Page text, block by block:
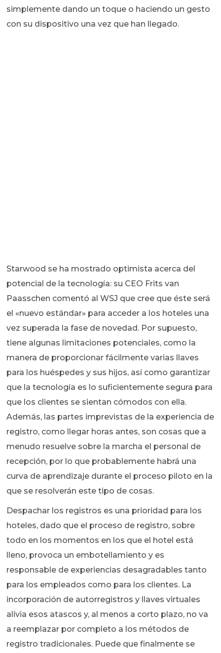
simplemente dando un toque o haciendo un gesto
con su dispositivo una vez que han llegado.
Starwood se ha mostrado optimista acerca del
potencial de la tecnología: su CEO Frits van
Paasschen comentó al WSJ que cree que éste será
el «nuevo estándar» para acceder a los hoteles una
vez superada la fase de novedad. Por supuesto,
tiene algunas limitaciones potenciales, como la
manera de proporcionar fácilmente varias llaves
para los huéspedes y sus hijos, así como garantizar
que la tecnología es lo suficientemente segura para
que los clientes se sientan cómodos con ella.
Además, las partes imprevistas de la experiencia de
registro, como llegar horas antes, son cosas que a
menudo resuelve sobre la marcha el personal de
recepción, por lo que probablemente habrá una
curva de aprendizaje durante el proceso piloto en la
que se resolverán este tipo de cosas.
Despachar los registros es una prioridad para los
hoteles, dado que el proceso de registro, sobre
todo en los momentos en los que el hotel está
lleno, provoca un embotellamiento y es
responsable de experiencias desagradables tanto
para los empleados como para los clientes. La
incorporación de autorregistros y llaves virtuales
alivia esos atascos y, al menos a corto plazo, no va
a reemplazar por completo a los métodos de
registro tradicionales. Puede que finalmente se